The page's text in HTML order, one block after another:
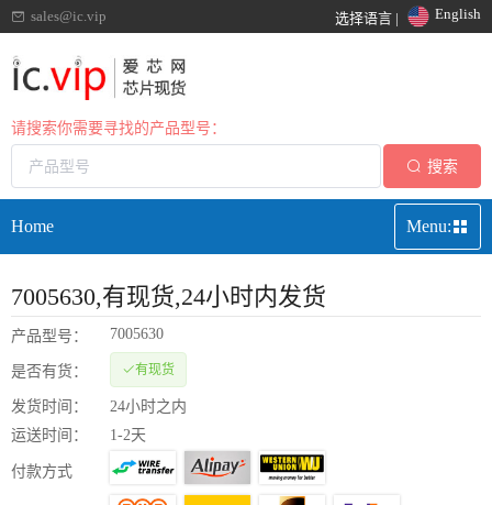
sales@ic.vip 选择语言 | English
请搜索你需要寻找的产品型号：
搜索
Home Menu:
7005630,有现货,24小时内发货
产品型号： 7005630
是否有货： 有现货
发货时间：
24小时之内
运送时间：
1-2天
付款方式